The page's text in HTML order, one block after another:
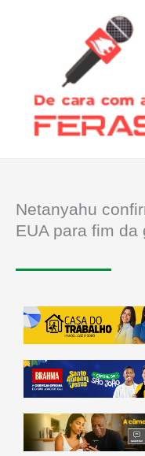
Netanyahu
EUA para fim da